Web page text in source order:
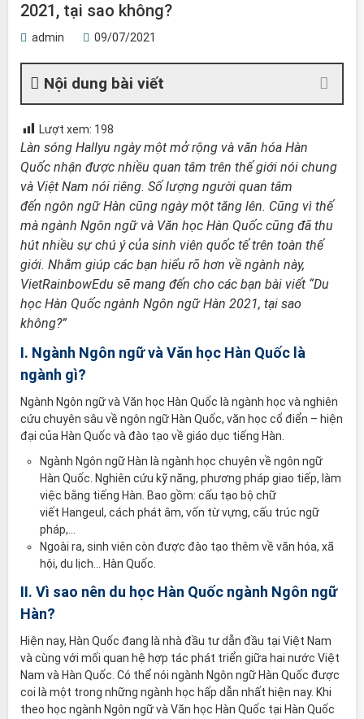
2021, tại sao không?
admin 09/07/2021
Nội dung bài viết
Lượt xem: 198
Làn sóng Hallyu ngày một mở rộng và văn hóa Hàn
Quốc nhận được nhiều quan tâm trên thế giới nói chung
và Việt Nam nói riêng. Số lượng người quan tâm
đến ngôn ngữ Hàn cũng ngày một tăng lên. Cũng vì thế
mà ngành Ngôn ngữ và Văn học Hàn Quốc cũng đã thu
hút nhiều sự chú ý của sinh viên quốc tế trên toàn thế
giới. Nhằm giúp các bạn hiểu rõ hơn về ngành này,
VietRainbowEdu sẽ mang đến cho các bạn bài viết “Du
học Hàn Quốc ngành Ngôn ngữ Hàn 2021, tại sao
không?”
I. Ngành Ngôn ngữ và Văn học Hàn Quốc là
ngành gì?
Ngành Ngôn ngữ và Văn học Hàn Quốc là ngành học và nghiên
cứu chuyên sâu về ngôn ngữ Hàn Quốc, văn học cổ điển – hiện
đại của Hàn Quốc và đào tạo về giáo dục tiếng Hàn.
Ngành Ngôn ngữ Hàn là ngành học chuyên về ngôn ngữ
Hàn Quốc. Nghiên cứu kỹ năng, phương pháp giao tiếp, làm
việc bằng tiếng Hàn. Bao gồm: cấu tạo bộ chữ
viết Hangeul, cách phát âm, vốn từ vựng, cấu trúc ngữ
pháp,…
Ngoài ra, sinh viên còn được đào tạo thêm về văn hóa, xã
hội, du lịch… Hàn Quốc.
II. Vì sao nên du học Hàn Quốc ngành Ngôn ngữ
Hàn?
Hiện nay, Hàn Quốc đang là nhà đầu tư dẫn đầu tại Việt Nam
và cùng với mối quan hệ hợp tác phát triển giữa hai nước Việt
Nam và Hàn Quốc. Có thể nói ngành Ngôn ngữ Hàn Quốc được
coi là một trong những ngành học hấp dẫn nhất hiện nay. Khi
theo học ngành Ngôn ngữ và Văn học Hàn Quốc tại Hàn Quốc